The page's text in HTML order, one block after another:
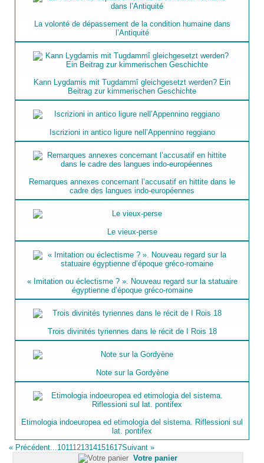
La volonté de dépassement de la condition humaine dans
l’Antiquité
Kann Lygdamis mit Tugdammî gleichgesetzt werden? Ein
Beitrag zur kimmerischen Geschichte
Iscrizioni in antico ligure nell’Appennino reggiano
Remarques annexes concernant l’accusatif en hittite dans le
cadre des langues indo-européennes
Le vieux-perse
« Imitation ou éclectisme ? ». Nouveau regard sur la statuaire
égyptienne d’époque gréco-romaine
Trois divinités tyriennes dans le récit de I Rois 18
Note sur la Gordyène
Etimologia indoeuropea ed etimologia del sistema. Riflessioni sul
lat. pontifex
« Précédent...1011121314151617Suivant »
Votre panier